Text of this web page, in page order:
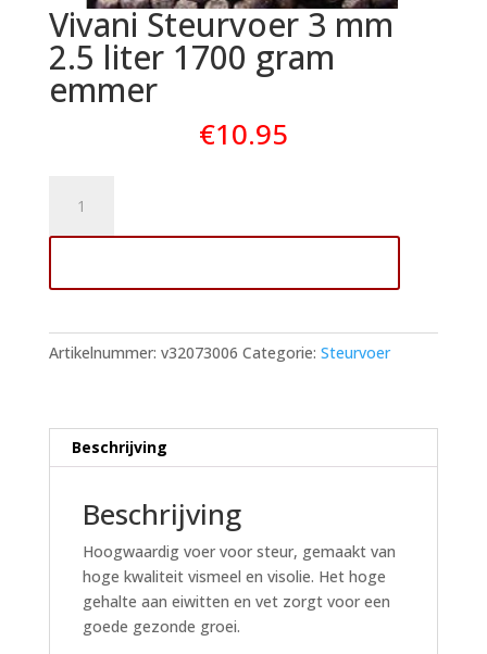
Vivani Steurvoer 3 mm
2.5 liter 1700 gram
emmer
€10.95
Steurvoer
3
2.5
1700
gram
Artikelnummer: v32073006 Categorie: Steurvoer
Beschrijving
Beschrijving
Hoogwaardig voer voor steur, gemaakt van
hoge kwaliteit vismeel en visolie. Het hoge
gehalte aan eiwitten en vet zorgt voor een
goede gezonde groei.